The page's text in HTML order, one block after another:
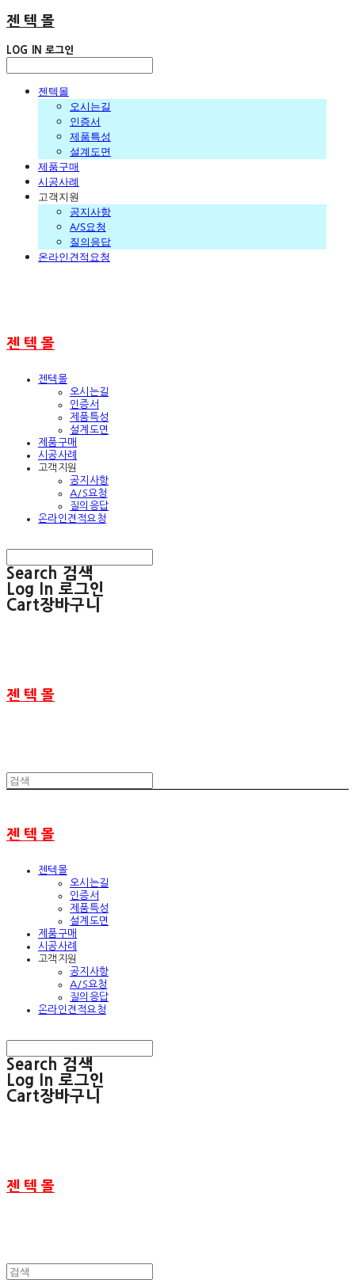
젠 텍 몰
LOG IN 로그인
젠텍몰
오시는길
인증서
제품특성
설계도면
제품구매
시공사례
고객지원
공지사항
A/S요청
질의응답
온라인견적요청
젠 텍 몰
젠텍몰
오시는길
인증서
제품특성
설계도면
제품구매
시공사례
고객지원
공지사항
A/S요청
질의응답
온라인견적요청
Search 검색
Log In 로그인
Cart장바구니
젠 텍 몰
젠 텍 몰
젠텍몰
오시는길
인증서
제품특성
설계도면
제품구매
시공사례
고객지원
공지사항
A/S요청
질의응답
온라인견적요청
Search 검색
Log In 로그인
Cart장바구니
젠 텍 몰